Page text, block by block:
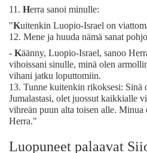
11. Herra sanoi minulle:
"Kuitenkin Luopio-Israel on
12. Mene ja huuda nämä sanat
- Käänny, Luopio-Israel, sanoo
vihoissani sinulle, minä olen
vihani jatku loputtomiin.
13. Tunne kuitenkin rikoksesi: Sinä
Jumalastasi, olet juossut kaikkialle
vihreän puun alta toisen alle. Minua
Herra."
Luopuneet palaavat